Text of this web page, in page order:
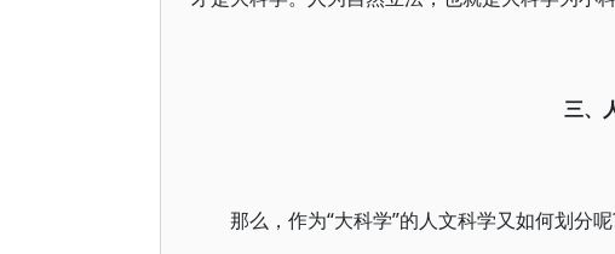
三、
那么，作为“大科学”的人文科学又如何划分呢